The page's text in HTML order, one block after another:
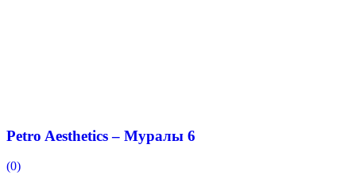
Petro Aesthetics – Муралы 6
(0)